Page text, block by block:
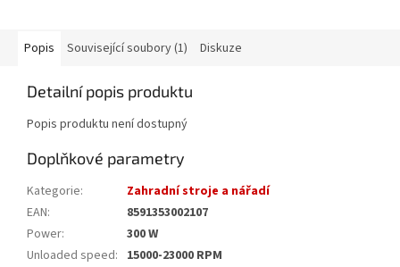
Popis Související soubory (1) Diskuze
Detailní popis produktu
Popis produktu není dostupný
Doplňkové parametry
Kategorie:
Zahradní stroje a nářadí
EAN:
8591353002107
Power:
300 W
Unloaded speed: 15000-23000 RPM